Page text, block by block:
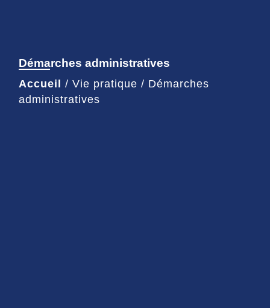
Démarches administratives
Accueil / Vie pratique / Démarches
administratives